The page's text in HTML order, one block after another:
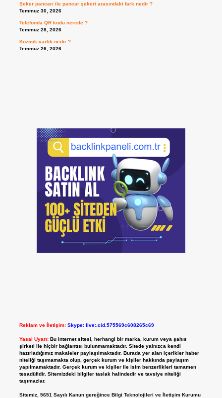
Şeker pancarı ile pancar şekeri arasındaki fark nedir ?
Temmuz 30, 2026
Telefonda QR kodu nerede ?
Temmuz 28, 2026
Kozmik varlık nedir ?
Temmuz 26, 2026
Reklam ve İletişim: Skype: live:.cid.575569c608265c69
Yasal Uyarı: Bu internet sitesi, herhangi bir marka, kurum veya şahıs
şirketi ile hiçbir bağlantısı bulunmamaktadır. Sitede yalnızca kendi
hazırladığımız makaleler paylaşılmaktadır. Burada yer alan içerikler haber
niteliği taşımamakta olup, gerçek kurum ve kişiler hakkında paylaşım
yapılmamaktadır. Gerçek kurum ve kişiler ile isim benzerlikleri tamamen
tesadüfidir. Sitemizdeki bilgiler taslak halindedir ve tavsiye niteliği
taşımazlar.
Sitemiz, 5651 Sayılı Kanun gereğince Bilgi Teknolojileri ve İletişim Kurumu